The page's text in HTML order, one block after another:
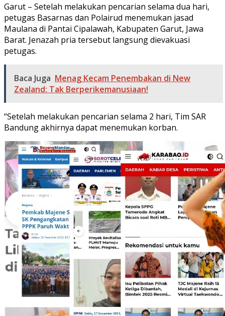
Garut – Setelah melakukan pencarian selama dua hari,
petugas Basarnas dan Polairud menemukan jasad
Maulana di Pantai Cipalawah, Kabupaten Garut, Jawa
Barat. Jenazah pria tersebut langsung dievakuasi
petugas.
Baca Juga Menag Kecam Penembakan di New
Zealand: Tak Berperikemanusiaan!
“Setelah melakukan pencarian selama 2 hari, Tim SAR
Bandung akhirnya dapat menemukan korban.